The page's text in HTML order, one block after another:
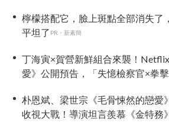
檸檬搭配它，臉上斑點全部消失了
平坦了 PR・新素簡
丁海寅×賀營新鮮組合來襲！
愛》公開預告，「失憶檢察官×拳
朴恩斌、梁世宗《毛骨悚然的戀愛
收視大戰！導演坦言羨慕《金特務